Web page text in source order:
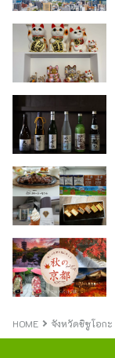
HOME จังหวัดชิซูโอกะ